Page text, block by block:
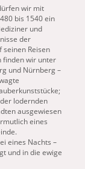
wir mit
bis 1540 ein
und
der
Reisen
finden wir unter
und Nürnberg –
lodernden
ausgewiesen
eines
eines Nachts –
und in die ewige